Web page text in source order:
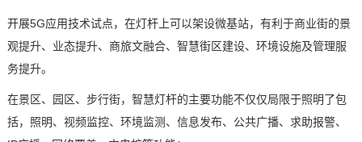
开展5G应用技术试点，在灯杆上可以架设微基站，有利于商业街的景
观提升、业态提升、商旅文融合、智慧街区建设、环境设施及管理服
务提升。
在景区、园区、步行街，智慧灯杆的主要功能不仅仅局限于照明了包
括，照明、视频监控、 环境监测 、信息发布、公共广播、求助报警、